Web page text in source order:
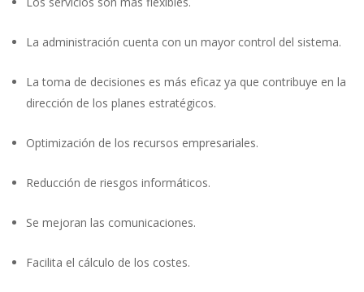
La administración cuenta con un mayor control del sistema.
La toma de decisiones es más eficaz ya que contribuye en la
dirección de los planes estratégicos.
Optimización de los recursos empresariales.
Reducción de riesgos informáticos.
Se mejoran las comunicaciones.
Facilita el cálculo de los costes.